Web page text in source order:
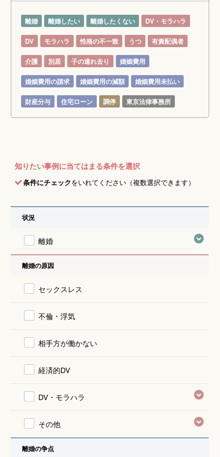
離婚 離婚したい 離婚したくない DV・モラハラ
DV モラハラ 性格の不一致 うつ 有責配偶者
介護 別居 子の連れ去り 婚姻費用
婚姻費用の請求 婚姻費用の減額 婚姻費用未払い
財産分与 住宅ローン 調停 東京法律事務所
知りたい事例に当てはまる条件を選択
条件にチェックをいれてください（複数選択できます）
状況
離婚
離婚の原因
セックスレス
不倫・浮気
相手方が働かない
経済的DV
DV・モラハラ
その他
離婚の争点